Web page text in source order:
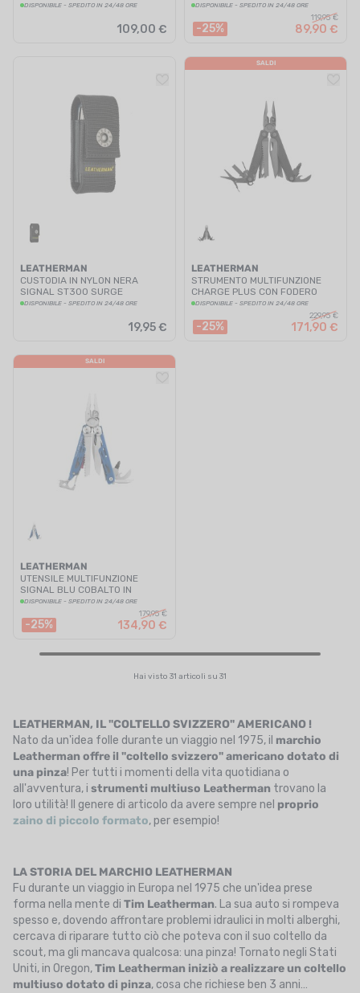
DISPONIBILE - SPEDITO IN 24/48 ORE
109,00 €
DISPONIBILE - SPEDITO IN 24/48 ORE
-25%
119,95 €
89,90 €
LEATHERMAN
CUSTODIA IN NYLON NERA
SIGNAL ST300 SURGE
DISPONIBILE - SPEDITO IN 24/48 ORE
19,95 €
SALDI
LEATHERMAN
STRUMENTO MULTIFUNZIONE
CHARGE PLUS CON FODERO
DISPONIBILE - SPEDITO IN 24/48 ORE
-25%
229,95 €
171,90 €
SALDI
LEATHERMAN
UTENSILE MULTIFUNZIONE
SIGNAL BLU COBALTO IN
SCATOLA
DISPONIBILE - SPEDITO IN 24/48 ORE
-25%
179,95 €
134,90 €
Hai visto 31 articoli su 31
LEATHERMAN, IL "COLTELLO SVIZZERO" AMERICANO !
Nato da un'idea folle durante un viaggio nel 1975, il marchio
Leatherman offre il "coltello svizzero" americano dotato di
una pinza! Per tutti i momenti della vita quotidiana o
all'avventura, i strumenti multiuso Leatherman trovano la
loro utilità! Il genere di articolo da avere sempre nel proprio
zaino di piccolo formato, per esempio!
LA STORIA DEL MARCHIO LEATHERMAN
Fu durante un viaggio in Europa nel 1975 che un'idea prese
forma nella mente di Tim Leatherman. La sua auto si rompeva
spesso e, dovendo affrontare problemi idraulici in molti alberghi,
cercava di riparare tutto ciò che poteva con il suo coltello da
scout, ma gli mancava qualcosa: una pinza! Tornato negli Stati
Uniti, in Oregon,Tim Leatherman iniziò a realizzare un coltello
multiuso dotato di pinza, cosa che richiese ben 3 anni…